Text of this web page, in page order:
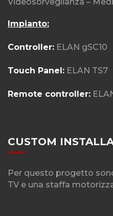
Impianto:
Controller: ELAN gSC10
Touch Panel: ELAN TS7
Remote controller:
CUSTOM
Per questo progetto
TV e una staffa